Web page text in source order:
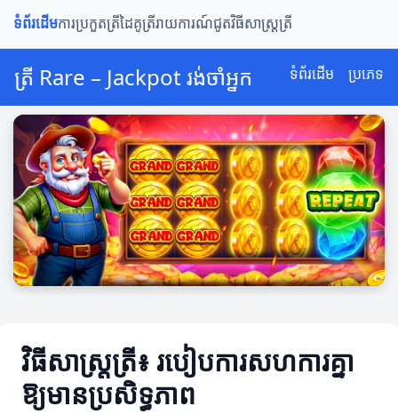
ទំព័រដើមការប្រកួតត្រីដៃគូត្រីរាយការណ៍ជូតវិធីសាស្ត្រត្រី
ត្រី Rare – Jackpot រង់ចាំអ្នក ទំព័រដើម ប្រភេទ
វិធីសាស្ត្រត្រី៖ របៀបការសហការគ្នា​
ឱ្យមាន​ប្រសិទ្ធភាព